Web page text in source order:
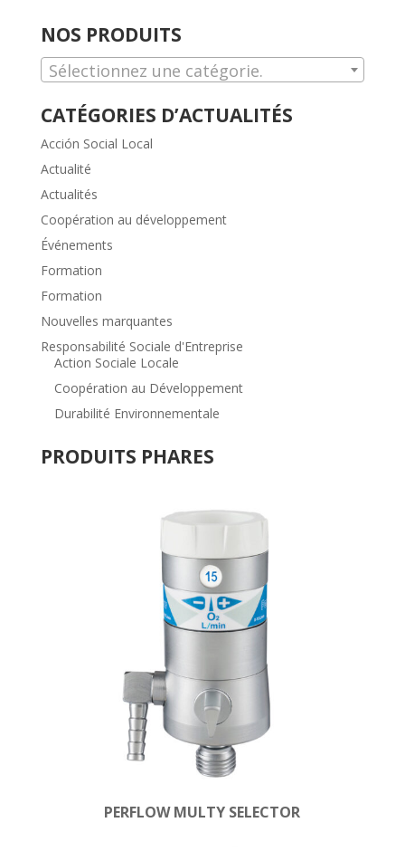
NOS PRODUITS
Sélectionnez une catégorie.
CATÉGORIES D’ACTUALITÉS
Acción Social Local
Actualité
Actualités
Coopération au développement
Événements
Formation
Formation
Nouvelles marquantes
Responsabilité Sociale d'Entreprise
Action Sociale Locale
Coopération au Développement
Durabilité Environnementale
PRODUITS PHARES
PERFLOW MULTY SELECTOR